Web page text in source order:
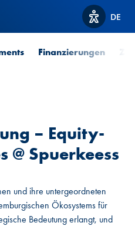
Optionen
DE
Finanzierungen
– Equity-
@ Spuerkeess
und ihre untergeordneten
Ökosystems für
Bedeutung erlangt, und